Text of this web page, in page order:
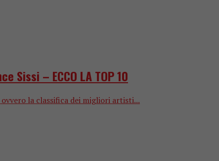
Sissi – ECCO LA TOP 10
ovvero la classifica dei migliori artisti...